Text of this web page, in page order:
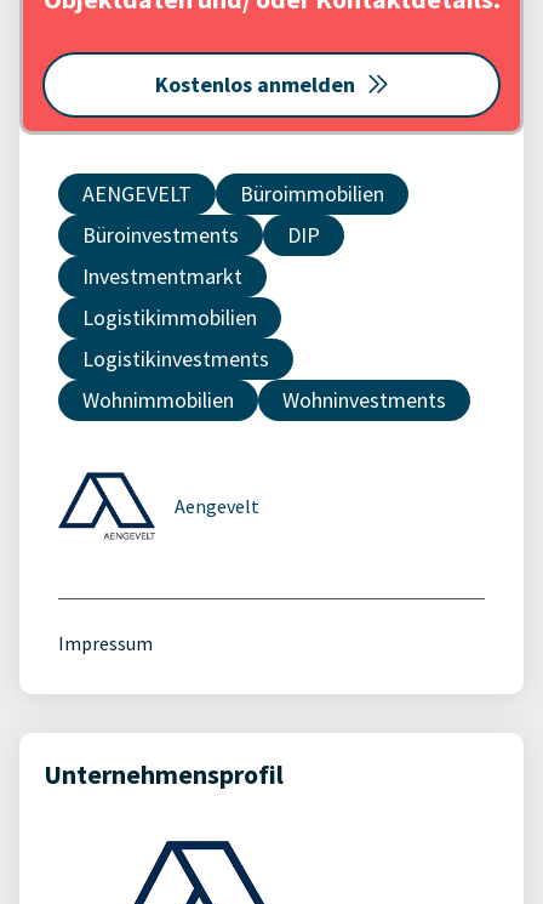
Kostenlos anmelden
AENGEVELT
Büroimmobilien
Büroinvestments
DIP
Investmentmarkt
Logistikimmobilien
Logistikinvestments
Wohnimmobilien
Wohninvestments
Aengevelt
Impressum
Unternehmensprofil